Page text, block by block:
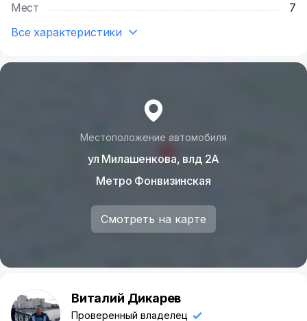
Мест
7
Все характеристики
Местоположение автомобиля
ул Милашенкова, влд 2А
Метро Фонвизинская
Смотреть на карте
Виталий Дикарев
Проверенный владелец